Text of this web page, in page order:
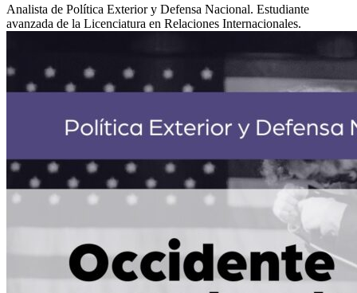
Analista de Política Exterior y Defensa Nacional. Estudiante
avanzada de la Licenciatura en Relaciones Internacionales.